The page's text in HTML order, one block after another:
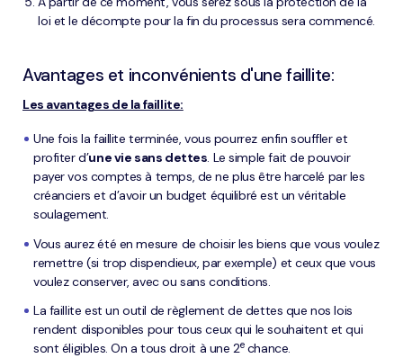
loi et le décompte pour la fin du processus sera commencé.
Avantages et inconvénients d'une faillite:
Les avantages de la faillite:
Une fois la faillite terminée, vous pourrez enfin souffler et
profiter d’une vie sans dettes. Le simple fait de pouvoir
payer vos comptes à temps, de ne plus être harcelé par les
créanciers et d’avoir un budget équilibré est un véritable
soulagement.
Vous aurez été en mesure de choisir les biens que vous voulez
remettre (si trop dispendieux, par exemple) et ceux que vous
voulez conserver, avec ou sans conditions.
La faillite est un outil de règlement de dettes que nos lois
rendent disponibles pour tous ceux qui le souhaitent et qui
sont éligibles. On a tous droit à une 2echance.